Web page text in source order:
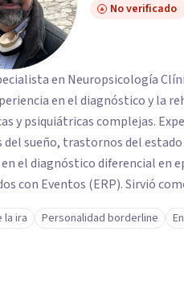
No verificado
en Neuropsicología
en el diagnóstico y la
y psiquiátricas complejas.
sueño, trastornos del estado
diferencial en epilepsia, EEG Digital
con Eventos (ERP). Sirvió
Cognitivas en Universidad
en Universidad
la ira Personalidad borderline